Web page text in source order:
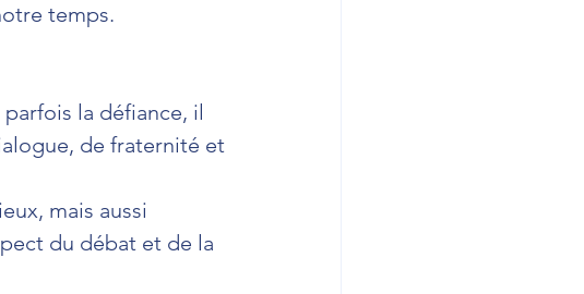
temps.
la défiance, il
de fraternité et
mais aussi
du débat et de la